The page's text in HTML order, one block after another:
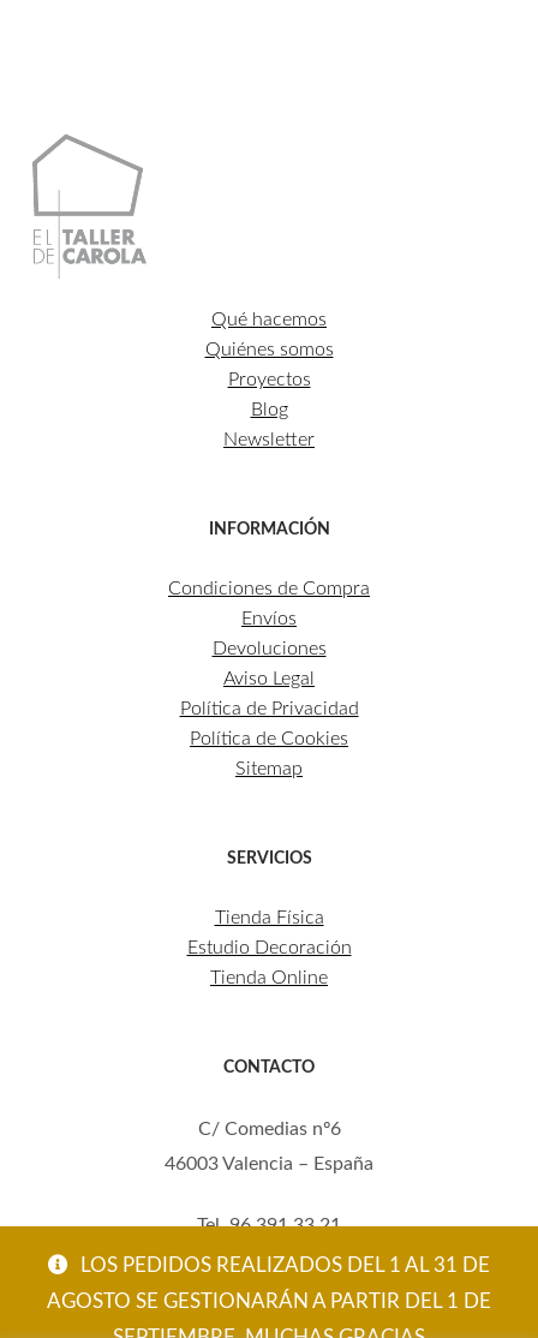
LOS PEDIDOS REALIZADOS DEL 1 AL 31 DE
AGOSTO SE GESTIONARÁN A PARTIR DEL 1 DE
Qué hacemos
Quiénes somos
Proyectos
Blog
Newsletter
INFORMACIÓN
Condiciones de Compra
Envíos
Devoluciones
Aviso Legal
Política de Privacidad
Política de Cookies
Sitemap
SERVICIOS
Tienda Física
Estudio Decoración
Tienda Online
CONTACTO
C/ Comedias nº6
46003 Valencia – España
Tel. 96 391 33 21
Mov. 620 123 461
carola@eltallerdecarola.com